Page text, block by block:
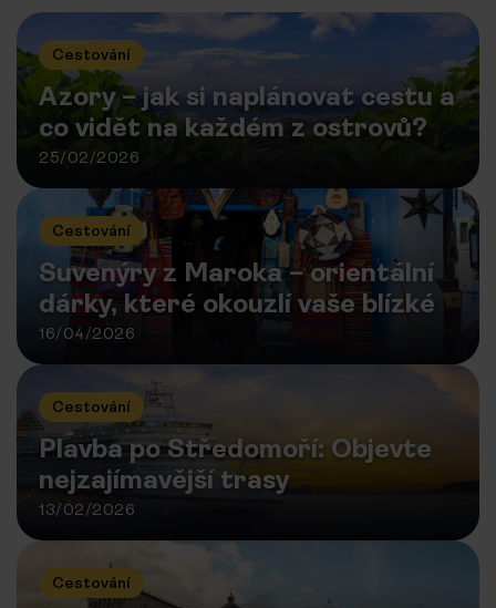
Cestování
Azory – jak si naplánovat cestu a
co vidět na každém z ostrovů?
25/02/2026
Cestování
Suvenýry z Maroka – orientální
dárky, které okouzlí vaše blízké
16/04/2026
Cestování
Plavba po Středomoří: Objevte
nejzajímavější trasy
13/02/2026
Cestování